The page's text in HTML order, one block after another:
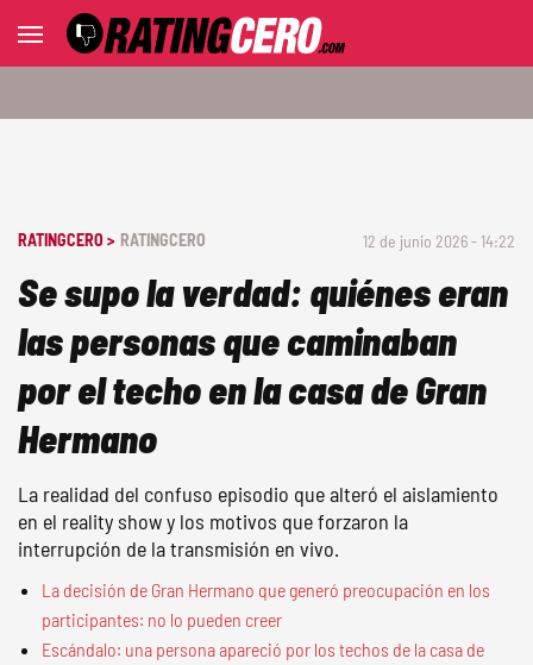
RATINGCERO > RATINGCERO 12 de junio 2026 - 14:22
Se supo la verdad: quiénes eran
las personas que caminaban
por el techo en la casa de Gran
Hermano
La realidad del confuso episodio que alteró el aislamiento
en el reality show y los motivos que forzaron la
interrupción de la transmisión en vivo.
La decisión de Gran Hermano que generó preocupación en los
participantes: no lo pueden creer
Escándalo: una persona apareció por los techos de la casa de